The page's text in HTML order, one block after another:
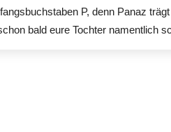
P, denn Panaz
bald eure Tochter namentlich